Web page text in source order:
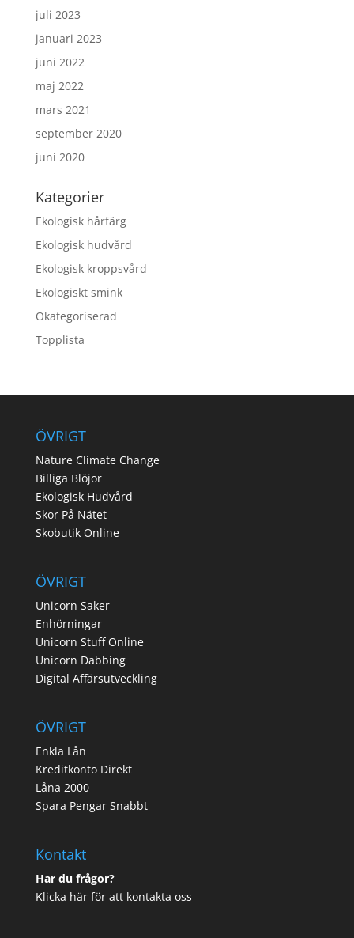
juli 2023
januari 2023
juni 2022
maj 2022
mars 2021
september 2020
juni 2020
Kategorier
Ekologisk hårfärg
Ekologisk hudvård
Ekologisk kroppsvård
Ekologiskt smink
Okategoriserad
Topplista
ÖVRIGT
Nature Climate Change
Billiga Blöjor
Ekologisk Hudvård
Skor På Nätet
Skobutik Online
ÖVRIGT
Unicorn Saker
Enhörningar
Unicorn Stuff Online
Unicorn Dabbing
Digital Affärsutveckling
ÖVRIGT
Enkla Lån
Kreditkonto Direkt
Låna 2000
Spara Pengar Snabbt
Kontakt
Har du frågor?
Klicka här för att kontakta oss